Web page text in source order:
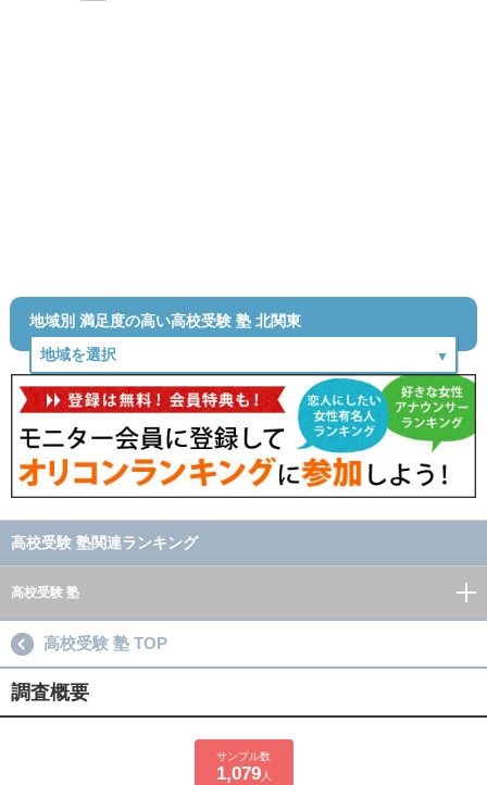
地域別 満足度の高い高校受験 塾 北関東
高校受験 塾関連ランキング
高校受験 塾
高校受験 塾 TOP
調査概要
サンプル数
1,079人